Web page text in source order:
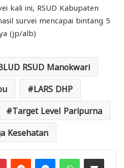
kali ini, RSUD Kabupaten
survei mencapai bintang 5
(jp/alb)
RSUD Manokwari
LARS DHP
Target Level Paripurna
Kesehatan
PinterestReddit MessengerWhatsAppShare via Email